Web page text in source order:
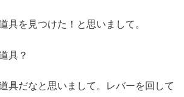
具を見つけた！と思いまして。
具？
具だなと思いまして。レバーを回して